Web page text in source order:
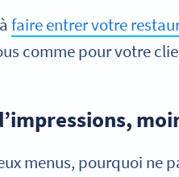
faire entrer votre
comme pour votre
menus, pourquoi ne